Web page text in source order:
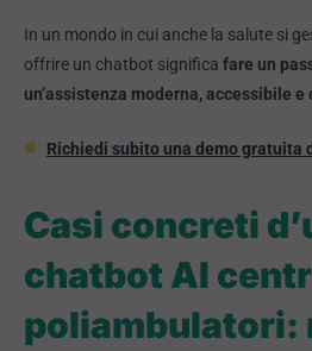
In un mondo in cui anche la salute si
offrire un chatbot significa fare un
un’assistenza moderna, accessibile e
Richiedi subito una demo gratuita
Casi concreti
chatbot AI
poliambulatori: